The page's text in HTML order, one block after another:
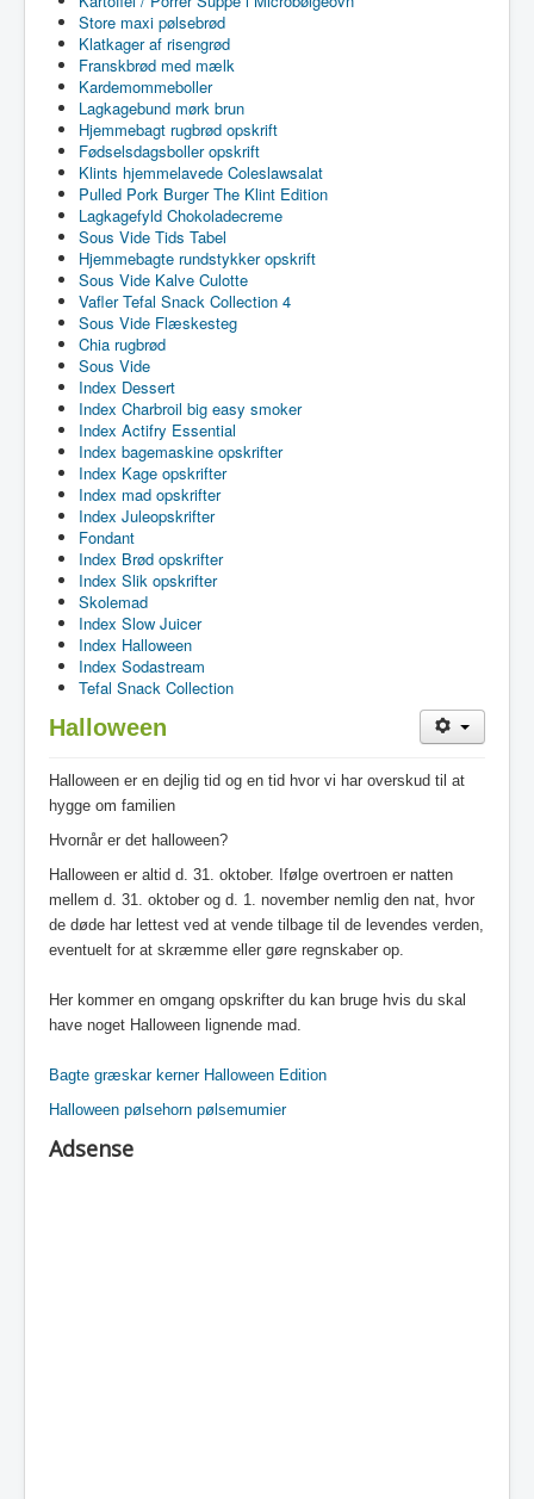
Store maxi pølsebrød
Klatkager af risengrød
Franskbrød med mælk
Kardemommeboller
Lagkagebund mørk brun
Hjemmebagt rugbrød opskrift
Fødselsdagsboller opskrift
Klints hjemmelavede Coleslawsalat
Pulled Pork Burger The Klint Edition
Lagkagefyld Chokoladecreme
Sous Vide Tids Tabel
Hjemmebagte rundstykker opskrift
Sous Vide Kalve Culotte
Vafler Tefal Snack Collection 4
Sous Vide Flæskesteg
Chia rugbrød
Sous Vide
Index Dessert
Index Charbroil big easy smoker
Index Actifry Essential
Index bagemaskine opskrifter
Index Kage opskrifter
Index mad opskrifter
Index Juleopskrifter
Fondant
Index Brød opskrifter
Index Slik opskrifter
Skolemad
Index Slow Juicer
Index Halloween
Index Sodastream
Tefal Snack Collection
Halloween
Halloween er en dejlig tid og en tid hvor vi har overskud til at
hygge om familien
Hvornår er det halloween?
Halloween er altid d. 31. oktober. Ifølge overtroen er natten
mellem d. 31. oktober og d. 1. november nemlig den nat, hvor
de døde har lettest ved at vende tilbage til de levendes verden,
eventuelt for at skræmme eller gøre regnskaber op.
Her kommer en omgang opskrifter du kan bruge hvis du skal
have noget Halloween lignende mad.
Bagte græskar kerner Halloween Edition
Halloween pølsehorn pølsemumier
Adsense